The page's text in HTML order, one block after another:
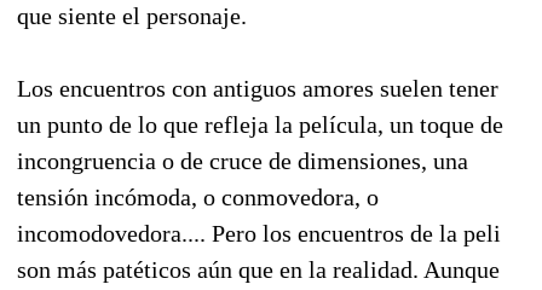
que siente el personaje.
Los encuentros con antiguos amores suelen tener
un punto de lo que refleja la película, un toque de
incongruencia o de cruce de dimensiones, una
tensión incómoda, o conmovedora, o
incomodovedora.... Pero los encuentros de la peli
son más patéticos aún que en la realidad. Aunque